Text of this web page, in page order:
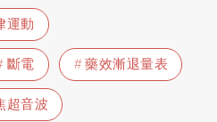
運動
斷電
藥效漸退量表
超音波